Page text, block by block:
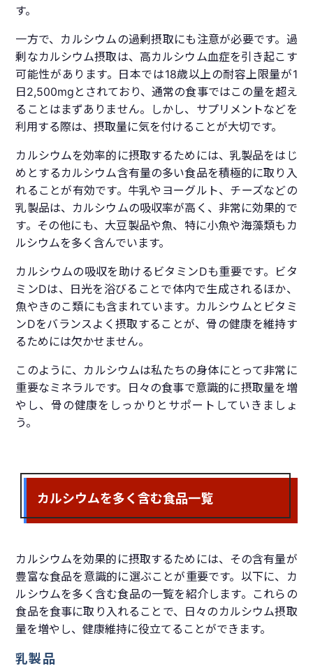
す。
一方で、カルシウムの過剰摂取にも注意が必要です。過
剰なカルシウム摂取は、高カルシウム血症を引き起こす
可能性があります。日本では18歳以上の耐容上限量が1
日2,500mgとされており、通常の食事ではこの量を超え
ることはまずありません。しかし、サプリメントなどを
利用する際は、摂取量に気を付けることが大切です。
カルシウムを効率的に摂取するためには、乳製品をはじ
めとするカルシウム含有量の多い食品を積極的に取り入
れることが有効です。牛乳やヨーグルト、チーズなどの
乳製品は、カルシウムの吸収率が高く、非常に効果的で
す。その他にも、大豆製品や魚、特に小魚や海藻類もカ
ルシウムを多く含んでいます。
カルシウムの吸収を助けるビタミンDも重要です。ビタ
ミンDは、日光を浴びることで体内で生成されるほか、
魚やきのこ類にも含まれています。カルシウムとビタミ
ンDをバランスよく摂取することが、骨の健康を維持す
るためには欠かせません。
このように、カルシウムは私たちの身体にとって非常に
重要なミネラルです。日々の食事で意識的に摂取量を増
やし、骨の健康をしっかりとサポートしていきましょ
う。
カルシウムを多く含む食品一覧
カルシウムを効果的に摂取するためには、その含有量が
豊富な食品を意識的に選ぶことが重要です。以下に、カ
ルシウムを多く含む食品の一覧を紹介します。これらの
食品を食事に取り入れることで、日々のカルシウム摂取
量を増やし、健康維持に役立てることができます。
乳製品